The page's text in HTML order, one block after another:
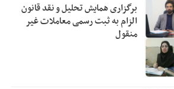
برگزاری همایش تحلیل و نقد قانون
الزام به ثبت رسمی معاملات غیر
منقول